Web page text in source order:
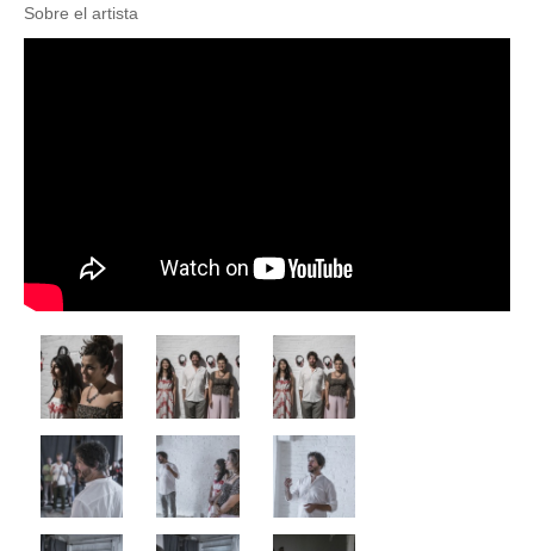
Sobre el artista